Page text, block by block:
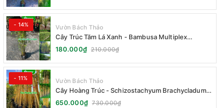
- 14% Vườn Bách Thảo
Cây Trúc Tăm Lá Xanh - Bambusa Multiplex
Fernleaf
180.000₫ 210.000₫
- 11% Vườn Bách Thảo
Cây Hoàng Trúc - Schizostachyum Brachycladum
Yello
650.000₫ 730.000₫